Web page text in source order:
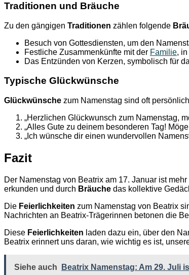
Traditionen und Bräuche
Zu den gängigen Traditionen zählen folgende
Besuch von Gottesdiensten, um den
Festliche Zusammenkünfte mit der Familie,
Das Entzünden von Kerzen, symbolisch für
Typische Glückwünsche
Glückwünsche zum Namenstag sind oft
„Herzlichen Glückwunsch zum Namenstag,
„Alles Gute zu deinem besonderen Tag!
„Ich wünsche dir einen wundervollen
Fazit
Der Namenstag von Beatrix am 17. Januar ist
erkunden und durch Bräuche das kollektive
Die Feierlichkeiten zum Namenstag von Beatrix
Nachrichten an Beatrix-Trägerinnen betonen die
Diese Feierlichkeiten laden dazu ein, über den
Beatrix erinnert uns daran, wie wichtig es ist,
Siehe auch Beatrix Namenstag: Am 29. Juli